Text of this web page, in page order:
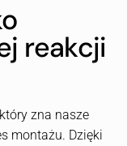
reakcji
zna nasze
montażu. Dzięki